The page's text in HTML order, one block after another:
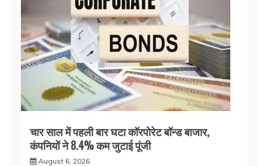
चार साल में पहली बार घटा कॉरपोरेट बॉन्ड बाजार,
कंपनियों ने 8.4% कम जुटाई पूंजी
August 6, 2026